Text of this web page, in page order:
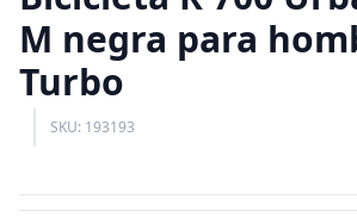
M negra para
Turbo
SKU: 193193